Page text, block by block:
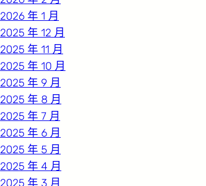
2026 年 1 月
2025 年 12 月
2025 年 11 月
2025 年 10 月
2025 年 9 月
2025 年 8 月
2025 年 7 月
2025 年 6 月
2025 年 5 月
2025 年 4 月
2025 年 3 月